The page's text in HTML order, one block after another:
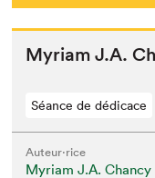
Myr­i­am J.A.
Séance de dédicace
Auteur·rice
Myriam J.A. Chancy